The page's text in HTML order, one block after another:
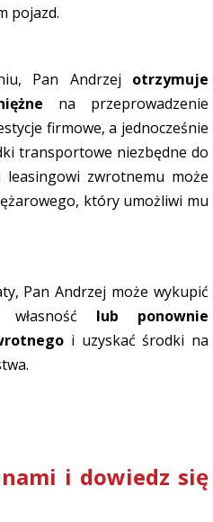
pojazd.
Pan Andrzej otrzymuje
na przeprowadzenie
firmowe, a jednocześnie
transportowe niezbędne do
leasingowi zwrotnemu może
który umożliwi mu
Pan Andrzej może wykupić
lub ponownie
i uzyskać środki na
i dowiedz się